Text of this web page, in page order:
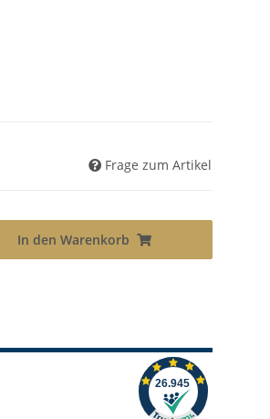
Frage zum Artikel
In den Warenkorb